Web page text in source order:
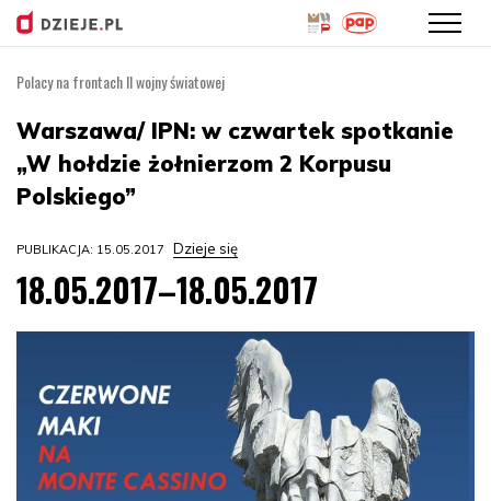
treści
Polacy na frontach II wojny światowej
Warszawa/ IPN: w czwartek spotkanie
„W hołdzie żołnierzom 2 Korpusu
Polskiego”
PUBLIKACJA: 15.05.2017 Dzieje się
18.05.2017–18.05.2017